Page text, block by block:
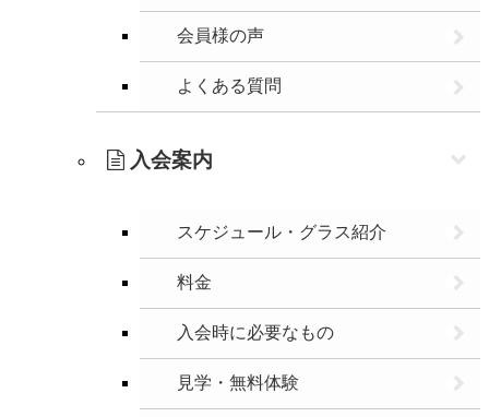
会員様の声
よくある質問
入会案内
スケジュール・グラス紹介
料金
入会時に必要なもの
見学・無料体験